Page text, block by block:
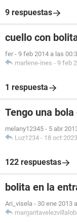
9 respuestas
cuello con
fer - 9 feb 2014 a las
marlene-ines - 9 feb
1 respuesta
Tengo una
melany12345 - 5 abr
Luz1234 - 18 oct
122 respuestas
bolita en la
Ari_visela - 30 ene 2013